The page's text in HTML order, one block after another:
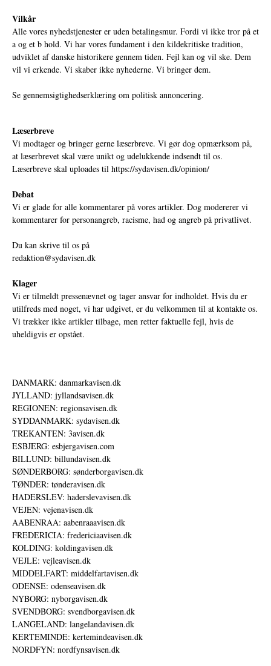
Vilkår
Alle vores nyhedstjenester er uden betalingsmur. Fordi vi ikke tror på et
a og et b hold. Vi har vores fundament i den kildekritiske tradition,
udviklet af danske historikere gennem tiden. Fejl kan og vil ske. Dem
vil vi erkende. Vi skaber ikke nyhederne. Vi bringer dem.
Se gennemsigtighedserklæring om politisk annoncering.
Læserbreve
Vi modtager og bringer gerne læserbreve. Vi gør dog opmærksom på,
at læserbrevet skal være unikt og udelukkende indsendt til os.
Læserbreve skal uploades til https://sydavisen.dk/opinion/
Debat
Vi er glade for alle kommentarer på vores artikler. Dog modererer vi
kommentarer for personangreb, racisme, had og angreb på privatlivet.
Du kan skrive til os på
redaktion@sydavisen.dk
Klager
Vi er tilmeldt pressenævnet og tager ansvar for indholdet. Hvis du er
utilfreds med noget, vi har udgivet, er du velkommen til at kontakte os.
Vi trækker ikke artikler tilbage, men retter faktuelle fejl, hvis de
uheldigvis er opstået.
DANMARK: danmarkavisen.dk
JYLLAND: jyllandsavisen.dk
REGIONEN: regionsavisen.dk
SYDDANMARK: sydavisen.dk
TREKANTEN: 3avisen.dk
ESBJERG: esbjergavisen.com
BILLUND: billundavisen.dk
SØNDERBORG: sønderborgavisen.dk
TØNDER: tønderavisen.dk
HADERSLEV: haderslevavisen.dk
VEJEN: vejenavisen.dk
AABENRAA: aabenraaavisen.dk
FREDERICIA: fredericiaavisen.dk
KOLDING: koldingavisen.dk
VEJLE: vejleavisen.dk
MIDDELFART: middelfartavisen.dk
ODENSE: odenseavisen.dk
NYBORG: nyborgavisen.dk
SVENDBORG: svendborgavisen.dk
LANGELAND: langelandavisen.dk
KERTEMINDE: kertemindeavisen.dk
NORDFYN: nordfynsavisen.dk